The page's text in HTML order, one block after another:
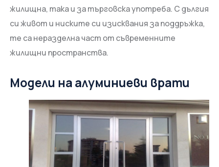
жилищна, така и за търговска употреба. С дългия
си живот и ниските си изисквания за поддръжка,
те са неразделна част от съвременните
жилищни пространства.
Модели на алуминиеви врати